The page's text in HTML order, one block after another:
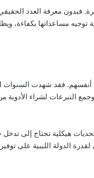
فبدون معرفة العدد
توجيه مساعداتها
أنفسهم. فقد شهدت السنوات
التبرعات لشراء
هيكلية تحتاج إلى
الدولة الليبية على